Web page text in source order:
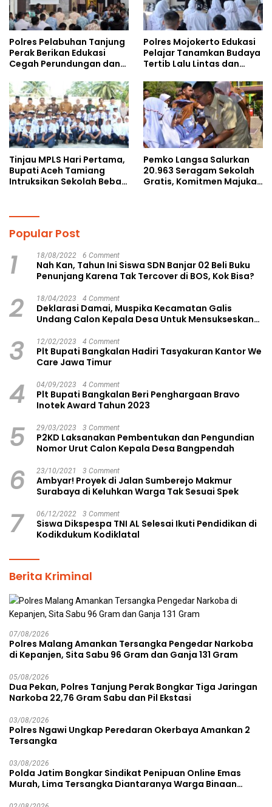
Polres Pelabuhan Tanjung
Perak Berikan Edukasi
Cegah Perundungan dan
kepada Pelajar MPLS
Polres Mojokerto Edukasi
Pelajar Tanamkan Budaya
Tertib Lalu Lintas dan
Tinjau MPLS Hari Pertama,
Bupati Aceh Tamiang
Intruksikan Sekolah Bebas
Pemko Langsa Salurkan
20.963 Seragam Sekolah
Gratis, Komitmen Majukan
Popular Post
1 18/08/2022 6 Comment
Nah Kan, Tahun Ini Siswa SDN Banjar 02 Beli Buku
Penunjang Karena Tak Tercover di BOS, Kok Bisa?
2 18/04/2023 4 Comment
Deklarasi Damai, Muspika Kecamatan Galis
Undang Calon Kepala Desa Untuk Mensukseskan
3 12/02/2023 4 Comment
Plt Bupati Bangkalan Hadiri Tasyakuran Kantor We
Care Jawa Timur
4 04/09/2023 4 Comment
Plt Bupati Bangkalan Beri Penghargaan Bravo
Inotek Award Tahun 2023
5 29/03/2023 3 Comment
P2KD Laksanakan Pembentukan dan Pengundian
Nomor Urut Calon Kepala Desa Bangpendah
6 23/10/2021 3 Comment
Ambyar! Proyek di Jalan Sumberejo Makmur
Surabaya di Keluhkan Warga Tak Sesuai Spek
7 06/12/2022 3 Comment
Siswa Dikspespa TNI AL Selesai Ikuti Pendidikan di
Kodikdukum Kodiklatal
Berita Kriminal
07/08/2026
Polres Malang Amankan Tersangka Pengedar Narkoba
di Kepanjen, Sita Sabu 96 Gram dan Ganja 131 Gram
05/08/2026
Dua Pekan, Polres Tanjung Perak Bongkar Tiga Jaringan
Narkoba 22,76 Gram Sabu dan Pil Ekstasi
03/08/2026
Polres Ngawi Ungkap Peredaran Okerbaya Amankan 2
Tersangka
03/08/2026
Polda Jatim Bongkar Sindikat Penipuan Online Emas
Murah, Lima Tersangka Diantaranya Warga Binaan